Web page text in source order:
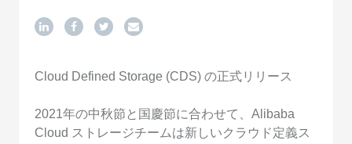
Cloud Defined Storage (CDS) の正式リリース
2021年の中秋節と国慶節に合わせて、Alibaba
Cloud ストレージチームは新しいクラウド定義ス